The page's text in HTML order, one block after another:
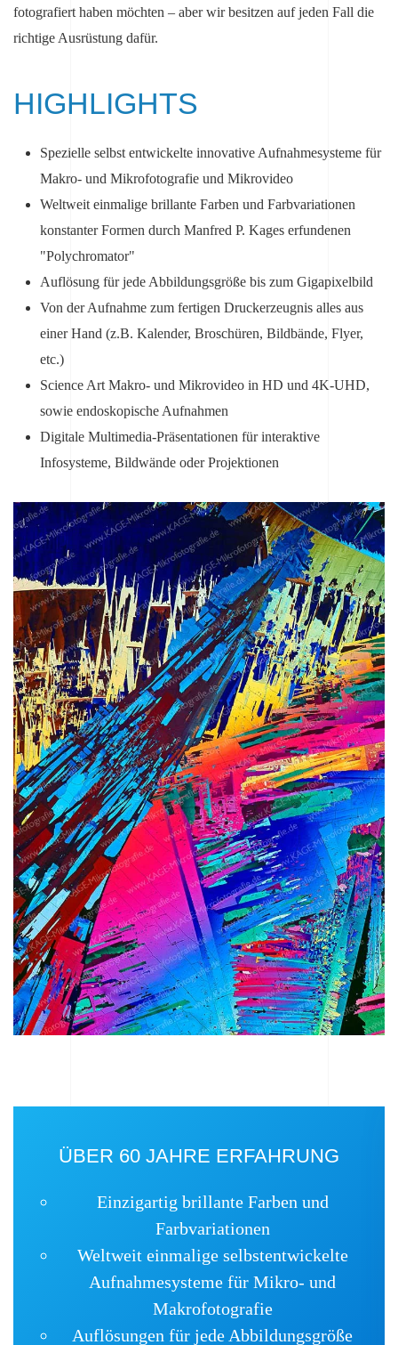
fotografiert haben möchten – aber wir besitzen auf jeden Fall die
richtige Ausrüstung dafür.
HIGHLIGHTS
Spezielle selbst entwickelte innovative Aufnahmesysteme für
Makro- und Mikrofotografie und Mikrovideo
Weltweit einmalige brillante Farben und Farbvariationen
konstanter Formen durch Manfred P. Kages erfundenen
"Polychromator"
Auflösung für jede Abbildungsgröße bis zum Gigapixelbild
Von der Aufnahme zum fertigen Druckerzeugnis alles aus
einer Hand (z.B. Kalender, Broschüren, Bildbände, Flyer,
etc.)
Science Art Makro- und Mikrovideo in HD und 4K-UHD,
sowie endoskopische Aufnahmen
Digitale Multimedia-Präsentationen für interaktive
Infosysteme, Bildwände oder Projektionen
ÜBER 60 JAHRE ERFAHRUNG
Einzigartig brillante Farben und
Farbvariationen
Weltweit einmalige selbstentwickelte
Aufnahmesysteme für Mikro- und
Makrofotografie
Auflösungen für jede Abbildungsgröße